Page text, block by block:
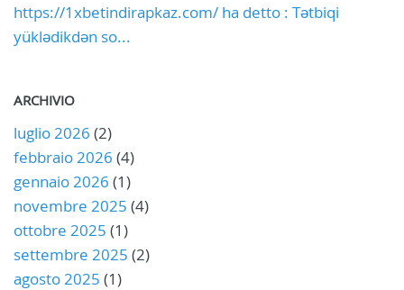
https://1xbetindirapkaz.com/ ha detto : Tətbiqi
yüklədikdən so...
ARCHIVIO
luglio 2026 (2)
febbraio 2026 (4)
gennaio 2026 (1)
novembre 2025 (4)
ottobre 2025 (1)
settembre 2025 (2)
agosto 2025 (1)